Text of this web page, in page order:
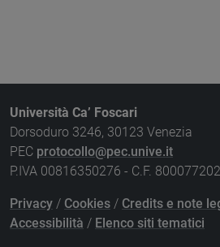
Università Ca’ Foscari
Dorsoduro 3246, 30123 Venezia
PEC protocollo@pec.unive.it
P.IVA 00816350276 - C.F.
Privacy / Cookies / Credits e note
Accessibilità / Elenco siti tematici